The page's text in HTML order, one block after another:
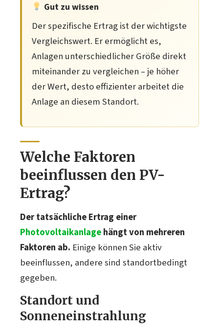
Gut zu wissen
Der spezifische Ertrag ist der wichtigste
Vergleichswert. Er ermöglicht es,
Anlagen unterschiedlicher Größe direkt
miteinander zu vergleichen – je höher
der Wert, desto effizienter arbeitet die
Anlage an diesem Standort.
Welche Faktoren
beeinflussen den PV-
Ertrag?
Der tatsächliche Ertrag einer
Photovoltaikanlagehängt von mehreren
Faktoren ab. Einige können Sie aktiv
beeinflussen, andere sind standortbedingt
gegeben.
Standort und
Sonneneinstrahlung